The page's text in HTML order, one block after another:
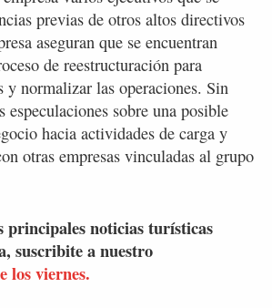
previas de otros altos directivos
aseguran que se encuentran
de reestructuración para
y normalizar las operaciones. Sin
especulaciones sobre una posible
hacia actividades de carga y
otras empresas vinculadas al grupo
principales noticias turísticas
suscribite a nuestro
los viernes.